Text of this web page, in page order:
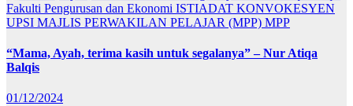
Fakulti Pengurusan dan Ekonomi ISTIADAT KONVOKESYEN
UPSI MAJLIS PERWAKILAN PELAJAR (MPP) MPP
“Mama, Ayah, terima kasih untuk segalanya” – Nur Atiqa
Balqis
01/12/2024